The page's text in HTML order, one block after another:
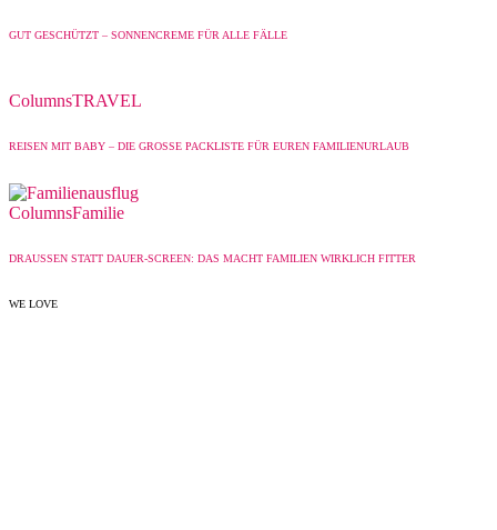
GUT GESCHÜTZT – SONNENCREME FÜR ALLE FÄLLE
ColumnsTRAVEL
REISEN MIT BABY – DIE GROSSE PACKLISTE FÜR EUREN FAMILIENURLAUB
ColumnsFamilie
DRAUSSEN STATT DAUER-SCREEN: DAS MACHT FAMILIEN WIRKLICH FITTER
WE LOVE